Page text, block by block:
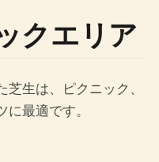
クエリア
生は、ピクニック、
最適です。